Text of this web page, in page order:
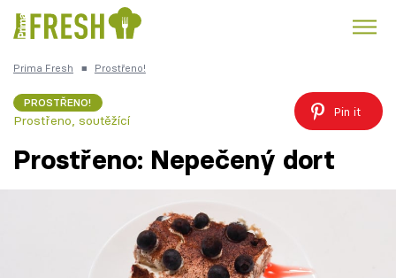
Česká kuchyně
Prima Fresh ■ Prostřeno!
PROSTŘENO!
Prostřeno, soutěžící
Pin it
Prostřeno: Nepečený dort